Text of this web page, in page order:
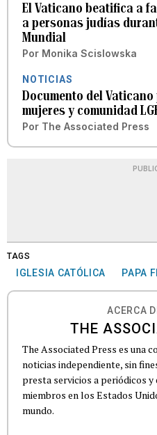
El Vaticano beatifica a
a personas judías
Mundial
Por Monika Scislowska
NOTICIAS
Documento del
mujeres y comunidad
Por The Associated Press
TAGS
IGLESIA CATÓLICA PAPA
ACERCA
THE
The Associated Press es una
noticias independiente, sin
presta servicios a periódicos y
miembros en los Estados
mundo.